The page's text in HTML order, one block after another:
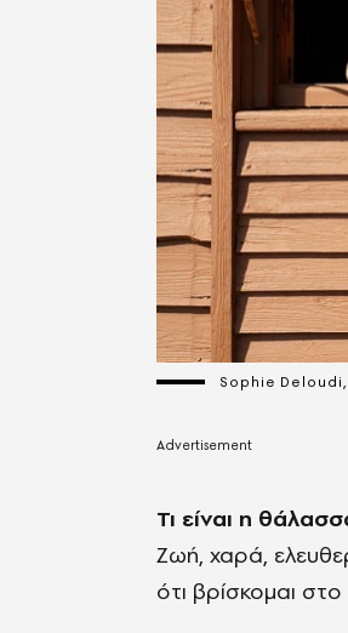
Sophie Deloudi,
Τι είναι η
Ζωή, χαρά,
ότι βρίσκομαι